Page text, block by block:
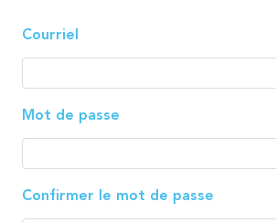
Courriel
Mot de passe
Confirmer le mot de passe